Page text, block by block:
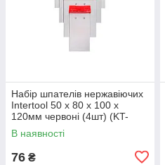
Набір шпателів нержавіючих
Intertool 50 x 80 x 100 x
120мм червоні (4шт) (KT-
2005)
В наявності
76 ₴